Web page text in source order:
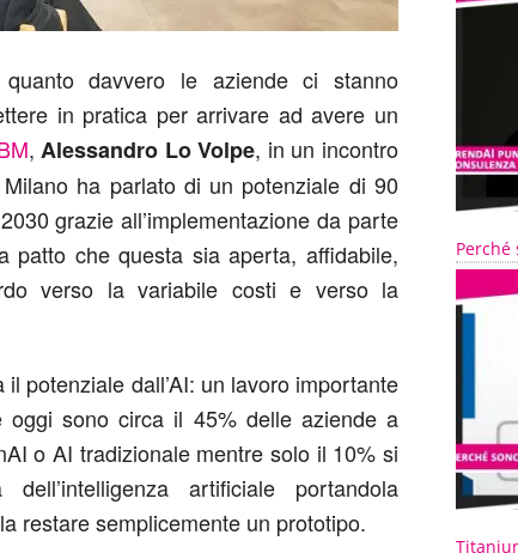
davvero le aziende ci stanno
in pratica per arrivare ad avere un
, Alessandro Lo Volpe, in un incontro
ha parlato di un potenziale di 90
grazie all’implementazione da parte
patto che questa sia aperta, affidabile,
verso la variabile costi e verso la
potenziale dall’AI: un lavoro importante
sono circa il 45% delle aziende a
o AI tradizionale mentre solo il 10% si
artificiale portandola
restare semplicemente un prototipo.